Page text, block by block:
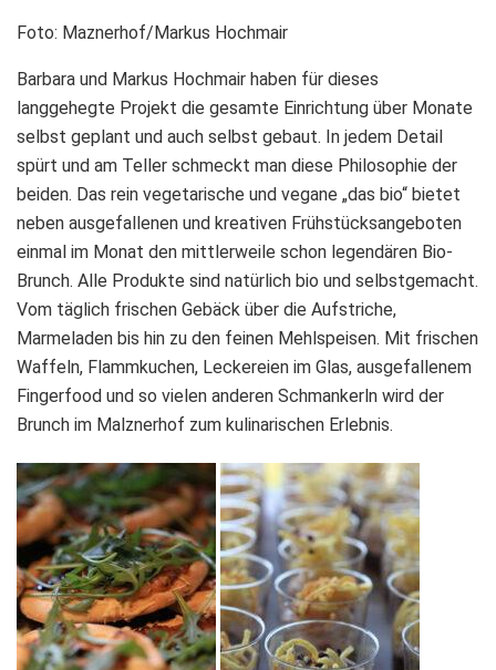
Foto: Maznerhof/Markus Hochmair
Barbara und Markus Hochmair haben für dieses
langgehegte Projekt die gesamte Einrichtung über Monate
selbst geplant und auch selbst gebaut. In jedem Detail
spürt und am Teller schmeckt man diese Philosophie der
beiden. Das rein vegetarische und vegane „das bio“ bietet
neben ausgefallenen und kreativen Frühstücksangeboten
einmal im Monat den mittlerweile schon legendären Bio-
Brunch. Alle Produkte sind natürlich bio und selbstgemacht.
Vom täglich frischen Gebäck über die Aufstriche,
Marmeladen bis hin zu den feinen Mehlspeisen. Mit frischen
Waffeln, Flammkuchen, Leckereien im Glas, ausgefallenem
Fingerfood und so vielen anderen Schmankerln wird der
Brunch im Malznerhof zum kulinarischen Erlebnis.